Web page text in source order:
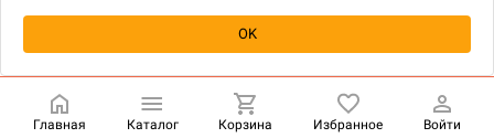
Уведомить о наличии
Главная Каталог Корзина Избранное Войти
OK